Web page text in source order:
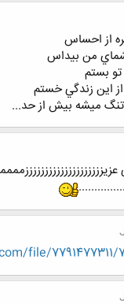
از احساس
من بيداس
بستم
اين زندگي خستم
ميشه بيش از حد...
file/7791477311/